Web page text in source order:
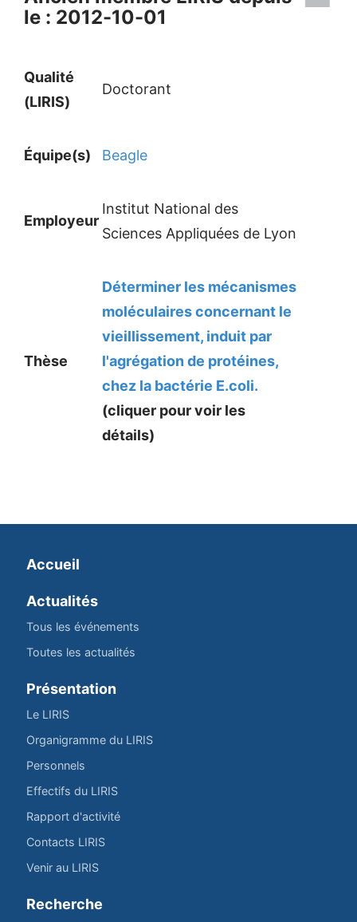
le : 2012-10-01
Qualité
(LIRIS)
Doctorant
Équipe(s) Beagle
Employeur
Institut National des
Sciences Appliquées de Lyon
Thèse
Déterminer les mécanismes
moléculaires concernant le
vieillissement, induit par
l'agrégation de protéines,
chez la bactérie E.coli.
(cliquer pour voir les
détails)
Accueil
Actualités
Tous les événements
Toutes les actualités
Présentation
Le LIRIS
Organigramme du LIRIS
Personnels
Effectifs du LIRIS
Rapport d'activité
Contacts LIRIS
Venir au LIRIS
Recherche